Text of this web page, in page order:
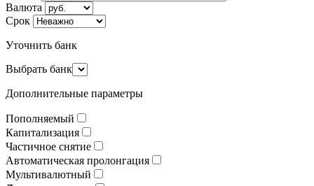
Валюта
Срок
Уточнить банк
Выбрать банк
Дополнительные параметры
Пополняемый
Капитализация
Частичное снятие
Автоматическая пролонгация
Мультивалютный